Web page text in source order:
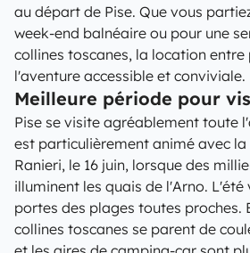
au départ de Pise. Que vous
week-end balnéaire ou pour une
collines toscanes, la location entre
l'aventure accessible et conviviale.
Meilleure période pour
Pise se visite agréablement toute
est particulièrement animé avec la
Ranieri, le 16 juin, lorsque des
illuminent les quais de l'Arno. L'été
portes des plages toutes proches.
collines toscanes se parent de